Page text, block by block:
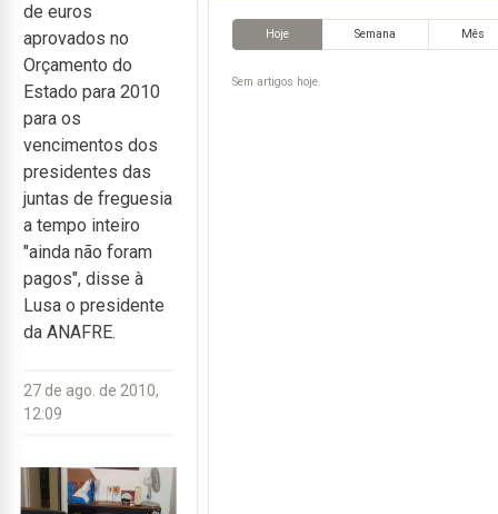
de euros
aprovados no
Orçamento do
Estado para 2010
para os
vencimentos dos
presidentes das
juntas de freguesia
a tempo inteiro
"ainda não foram
pagos", disse à
Lusa o presidente
da ANAFRE.
27 de ago. de 2010,
12:09
Hoje Semana Mês
Sem artigos hoje.